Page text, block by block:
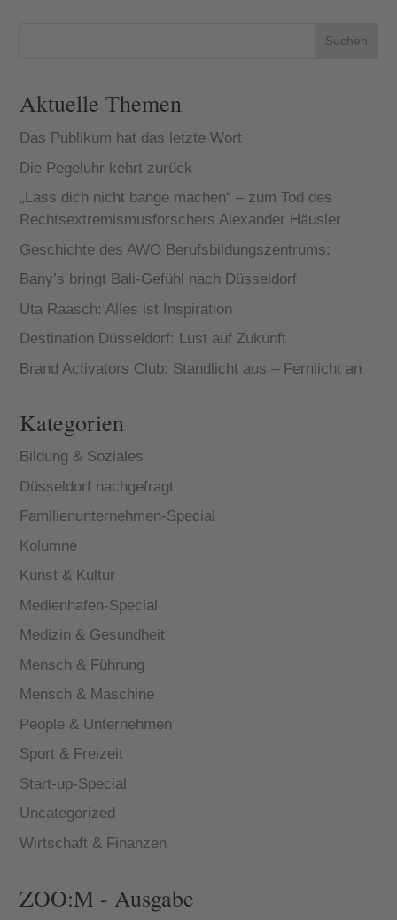
Suchen
Aktuelle Themen
Das Publikum hat das letzte Wort
Die Pegeluhr kehrt zurück
„Lass dich nicht bange machen“ – zum Tod des
Rechtsextremismusforschers Alexander Häusler
Geschichte des AWO Berufsbildungszentrums:
Bany’s bringt Bali-Gefühl nach Düsseldorf
Uta Raasch: Alles ist Inspiration
Destination Düsseldorf: Lust auf Zukunft
Brand Activators Club: Standlicht aus – Fernlicht an
Kategorien
Bildung & Soziales
Düsseldorf nachgefragt
Familienunternehmen-Special
Kolumne
Kunst & Kultur
Medienhafen-Special
Medizin & Gesundheit
Mensch & Führung
Mensch & Maschine
People & Unternehmen
Sport & Freizeit
Start-up-Special
Uncategorized
Wirtschaft & Finanzen
ZOO:M - Ausgabe